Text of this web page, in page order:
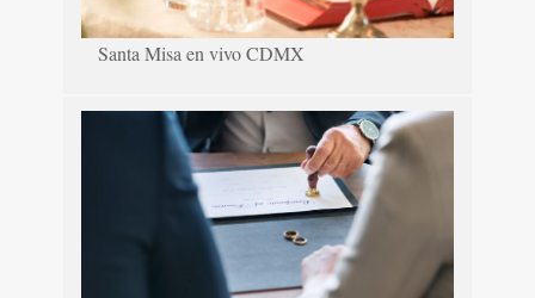
Santa Misa en vivo CDMX